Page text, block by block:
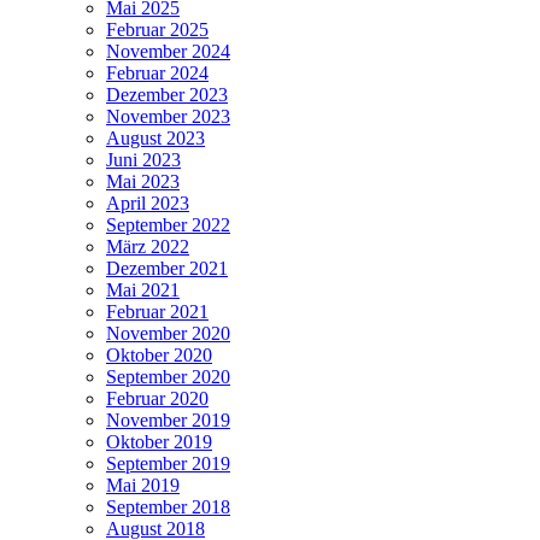
Mai 2025
Februar 2025
November 2024
Februar 2024
Dezember 2023
November 2023
August 2023
Juni 2023
Mai 2023
April 2023
September 2022
März 2022
Dezember 2021
Mai 2021
Februar 2021
November 2020
Oktober 2020
September 2020
Februar 2020
November 2019
Oktober 2019
September 2019
Mai 2019
September 2018
August 2018